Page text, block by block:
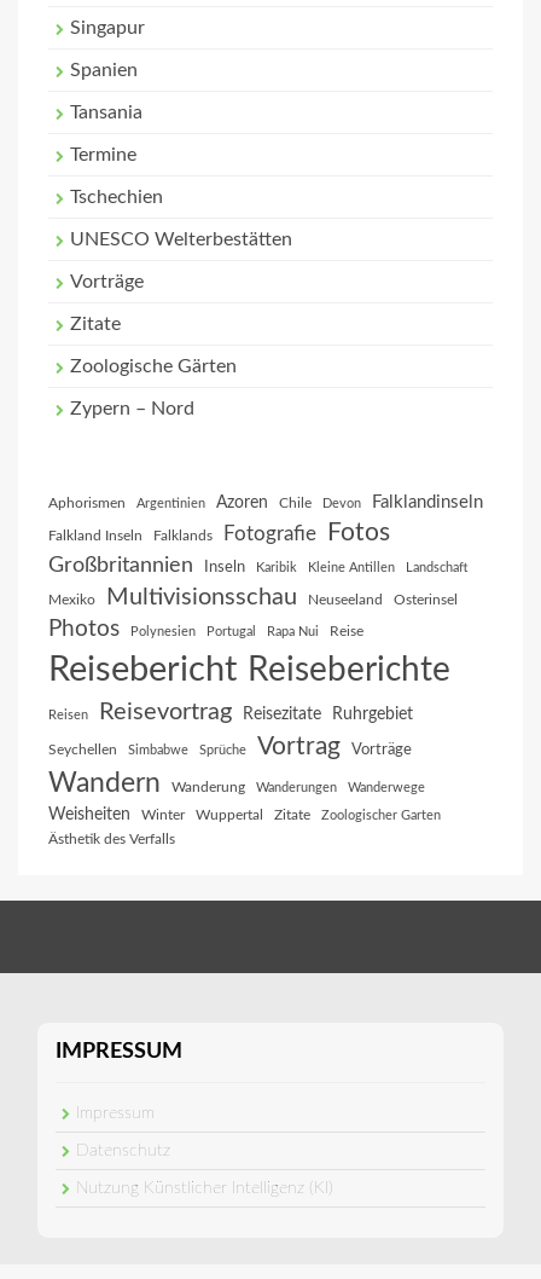
Singapur
Spanien
Tansania
Termine
Tschechien
UNESCO Welterbestätten
Vorträge
Zitate
Zoologische Gärten
Zypern – Nord
Aphorismen Argentinien Azoren Chile Devon Falklandinseln
Falkland Inseln Falklands Fotografie Fotos
Großbritannien Inseln Karibik Kleine Antillen Landschaft
Mexiko Multivisionsschau Neuseeland Osterinsel
Photos Polynesien Portugal Rapa Nui Reise
Reisebericht Reiseberichte
Reisen Reisevortrag Reisezitate Ruhrgebiet
Seychellen Simbabwe Sprüche Vortrag Vorträge
Wandern Wanderung Wanderungen Wanderwege
Weisheiten Winter Wuppertal Zitate Zoologischer Garten
Ästhetik des Verfalls
IMPRESSUM
Impressum
Datenschutz
Nutzung Künstlicher Intelligenz (KI)